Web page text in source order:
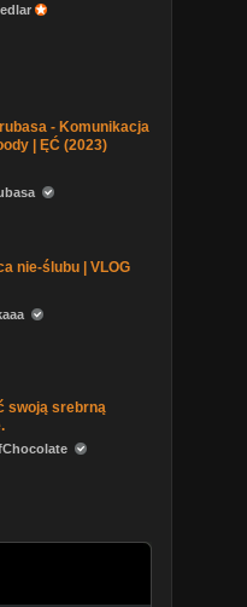
- Komunikacja
| ĘĆ (2023)
nie-ślubu | VLOG
swoją srebrną